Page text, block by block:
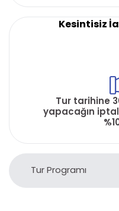
Kesintisiz
Tur tarihine
yapacağın
Tur Programı